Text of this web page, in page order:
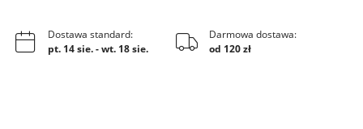
Dostawa standard:
pt. 14 sie.-wt. 18 sie.
Darmowa dostawa:
od 120 zł